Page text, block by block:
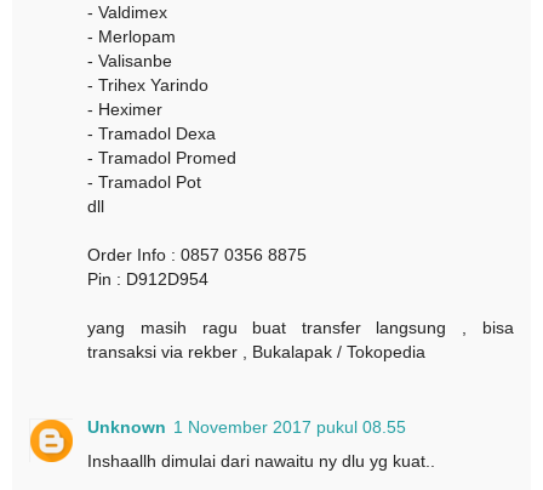
- Valdimex
- Merlopam
- Valisanbe
- Trihex Yarindo
- Heximer
- Tramadol Dexa
- Tramadol Promed
- Tramadol Pot
dll
Order Info : 0857 0356 8875
Pin : D912D954
yang masih ragu buat transfer langsung , bisa
transaksi via rekber , Bukalapak / Tokopedia
Unknown 1 November 2017 pukul 08.55
Inshaallh dimulai dari nawaitu ny dlu yg kuat..